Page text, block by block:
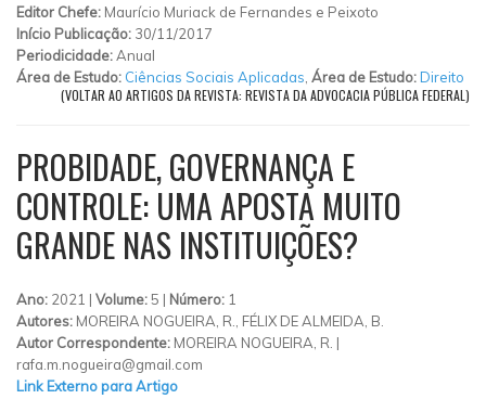
Editor Chefe: Maurício Muriack de Fernandes e Peixoto
Início Publicação: 30/11/2017
Periodicidade:Anual
Área de Estudo: Ciências Sociais Aplicadas Área de Estudo:Direito
(VOLTAR AO ARTIGOS DA REVISTA: REVISTA DA ADVOCACIA PÚBLICA FEDERAL)
PROBIDADE, GOVERNANÇA E
CONTROLE: UMA APOSTA MUITO
GRANDE NAS INSTITUIÇÕES?
Ano: 2021 | Volume:5 | Número: 1
Autores: MOREIRA NOGUEIRA, R., FÉLIX DE ALMEIDA, B.
Autor Correspondente: MOREIRA NOGUEIRA, R. |
rafa.m.nogueira@gmail.com
Link Externo para Artigo